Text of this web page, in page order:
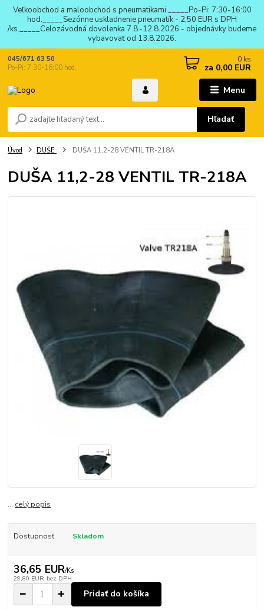
Veľkoobchod a maloobchod s pneumatikami._____Po-Pi: 7:30-16:00
hod._____Sezónne uskladnenie pneumatík - 2,50 EUR s DPH
/ks._____Celozávodná dovolenka 7.8.-12.8.2026 - objednávky budeme
vybavovať od 13.8.2026.
Menu
Hľadať
045/671 63 50
Po-Pi: 7:30-16:00 hod.
0 ks
za 0,00 EUR
Úvod DUŠE DUŠA 11,2-28 VENTIL TR-218A
DUŠA 11,2-28 VENTIL TR-218A
... celý popis
Dostupnosť Skladom
36,65 EUR/Ks
29,80 EUR bez DPH
Pridať do košíka